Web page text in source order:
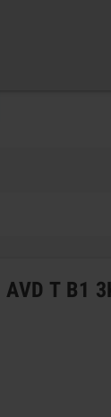
AVD T B1